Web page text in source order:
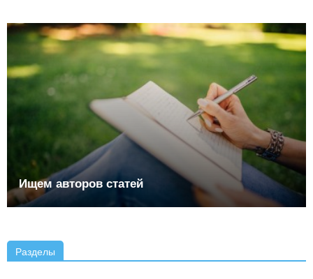
Ищем авторов статей
Разделы